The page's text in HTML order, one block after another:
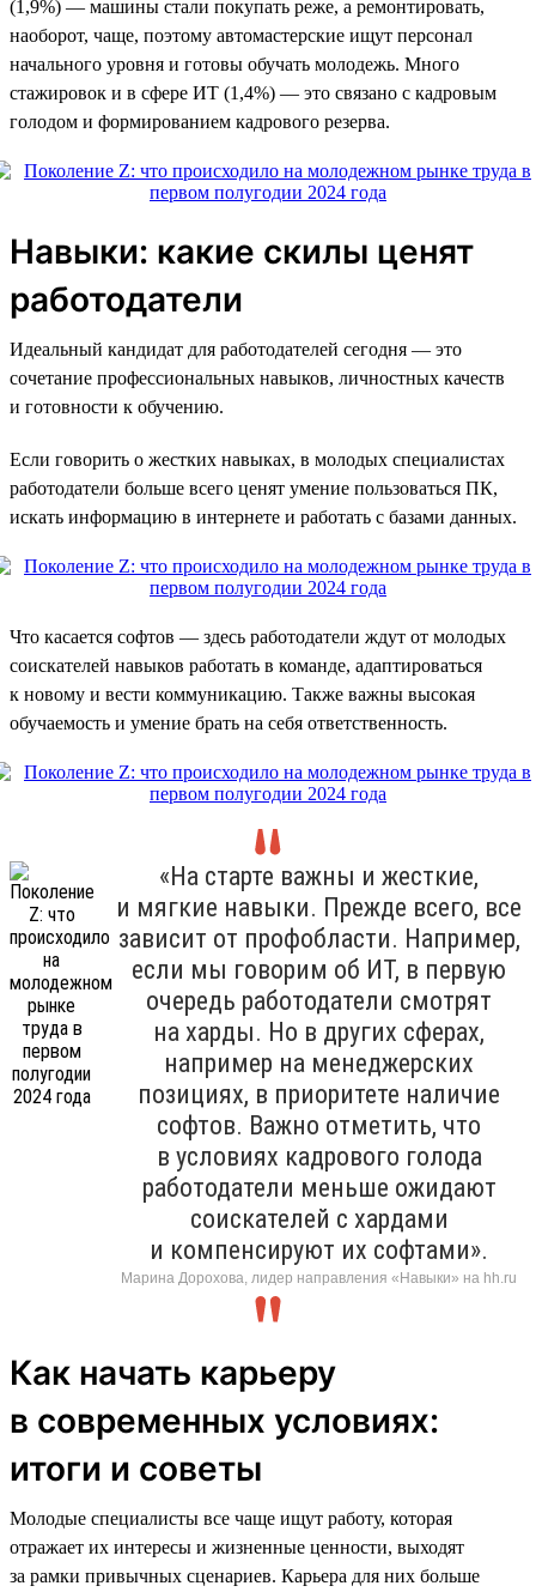
(1,9%) — машины стали покупать реже, а ремонтировать,
наоборот, чаще, поэтому автомастерские ищут персонал
начального уровня и готовы обучать молодежь. Много
стажировок и в сфере ИТ (1,4%) — это связано с кадровым
голодом и формированием кадрового резерва.
Навыки: какие скилы ценят
работодатели
Идеальный кандидат для работодателей сегодня — это
сочетание профессиональных навыков, личностных качеств
и готовности к обучению.
Если говорить о жестких навыках, в молодых специалистах
работодатели больше всего ценят умение пользоваться ПК,
искать информацию в интернете и работать с базами данных.
Что касается софтов — здесь работодатели ждут от молодых
соискателей навыков работать в команде, адаптироваться
к новому и вести коммуникацию. Также важны высокая
обучаемость и умение брать на себя ответственность.
«На старте важны и жесткие,
и мягкие навыки. Прежде всего, все
зависит от профобласти. Например,
если мы говорим об ИТ, в первую
очередь работодатели смотрят
на харды. Но в других сферах,
например на менеджерских
позициях, в приоритете наличие
софтов. Важно отметить, что
в условиях кадрового голода
работодатели меньше ожидают
соискателей с хардами
и компенсируют их софтами».
Марина Дорохова, лидер направления «Навыки» на hh.ru
Как начать карьеру
в современных условиях:
итоги и советы
Молодые специалисты все чаще ищут работу, которая
отражает их интересы и жизненные ценности, выходят
за рамки привычных сценариев. Карьера для них больше